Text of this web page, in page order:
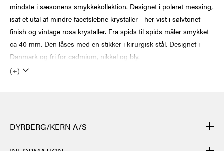
mindste i sæsonens smykkekollektion. Designet i poleret messing,
isat et utal af mindre facetslebne krystaller - her vist i sølvtonet
finish og vintage rosa krystaller. Fra spids til spids måler smykket
ca 40 mm. Den låses med en stikker i kirurgisk stål. Designet i
Danmark og fri for cadmium, nikkel og bly.
(+)
DYRBERG/KERN A/S
DYRBERG/KERNs produkter er håndlagde og gjennomgår mange